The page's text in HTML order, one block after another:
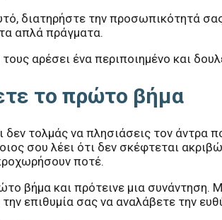
διατηρήστε την προσωπικότητά
απλά πράγματα.
αρέσει ένα περιποιημένο και
το πρώτο βήμα
δεν τολμάς να πλησιάσεις τον άντρα
σου λέει ότι δεν σκέφτεται
ποτέ.
βήμα και πρότεινε μια συνάντηση.
επιθυμία σας να αναλάβετε την